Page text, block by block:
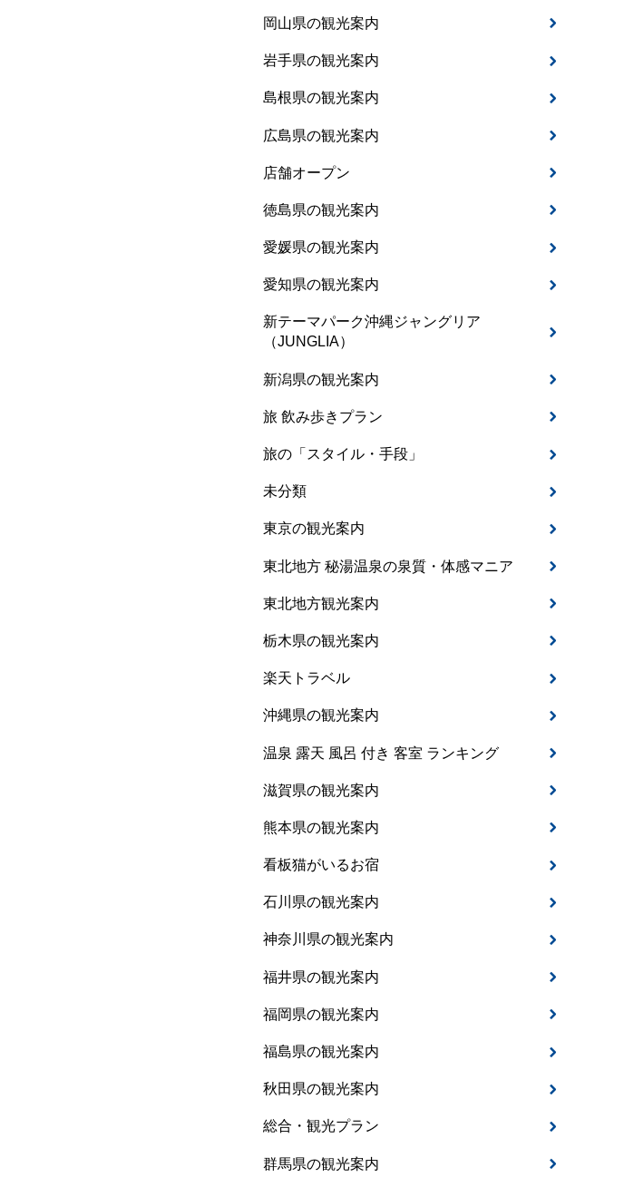
岡山県の観光案内
岩手県の観光案内
島根県の観光案内
広島県の観光案内
店舗オープン
徳島県の観光案内
愛媛県の観光案内
愛知県の観光案内
新テーマパーク沖縄ジャングリア
（JUNGLIA）
新潟県の観光案内
旅 飲み歩きプラン
旅の「スタイル・手段」
未分類
東京の観光案内
東北地方 秘湯温泉の泉質・体感マニア
東北地方観光案内
栃木県の観光案内
楽天トラベル
沖縄県の観光案内
温泉 露天 風呂 付き 客室 ランキング
滋賀県の観光案内
熊本県の観光案内
看板猫がいるお宿
石川県の観光案内
神奈川県の観光案内
福井県の観光案内
福岡県の観光案内
福島県の観光案内
秋田県の観光案内
総合・観光プラン
群馬県の観光案内